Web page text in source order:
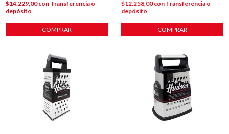
$14.229,00con Transferencia o
depósito
COMPRAR
$12.258,00con Transferencia o
depósito
COMPRAR